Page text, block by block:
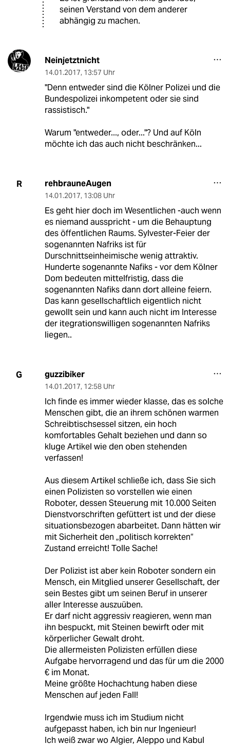
seinen Verstand von dem anderer
abhängig zu machen.
Neinjetztnicht
14.01.2017, 13:57 Uhr
"Denn entweder sind die Kölner Polizei und die
Bundespolizei inkompetent oder sie sind
rassistisch."
Warum "entweder..., oder..."? Und auf Köln
möchte ich das auch nicht beschränken...
R rehbrauneAugen
14.01.2017, 13:08 Uhr
Es geht hier doch im Wesentlichen -auch wenn
es niemand ausspricht - um die Behauptung
des öffentlichen Raums. Sylvester-Feier der
sogenannten Nafriks ist für
Durschnittseinheimische wenig attraktiv.
Hunderte sogenannte Nafiks - vor dem Kölner
Dom bedeuten mittelfristig, dass die
sogenannten Nafiks dann dort alleine feiern.
Das kann gesellschaftlich eigentlich nicht
gewollt sein und kann auch nicht im Interesse
der itegrationswilligen sogenannten Nafriks
liegen..
G guzzibiker
14.01.2017, 12:58 Uhr
Ich finde es immer wieder klasse, das es solche
Menschen gibt, die an ihrem schönen warmen
Schreibtischsessel sitzen, ein hoch
komfortables Gehalt beziehen und dann so
kluge Artikel wie den oben stehenden
verfassen!
Aus diesem Artikel schließe ich, dass Sie sich
einen Polizisten so vorstellen wie einen
Roboter, dessen Steuerung mit 10.000 Seiten
Dienstvorschriften gefüttert ist und der diese
situationsbezogen abarbeitet. Dann hätten wir
mit Sicherheit den „politisch korrekten“
Zustand erreicht! Tolle Sache!
Der Polizist ist aber kein Roboter sondern ein
Mensch, ein Mitglied unserer Gesellschaft, der
sein Bestes gibt um seinen Beruf in unserer
aller Interesse auszuüben.
Er darf nicht aggressiv reagieren, wenn man
ihn bespuckt, mit Steinen bewirft oder mit
körperlicher Gewalt droht.
Die allermeisten Polizisten erfüllen diese
Aufgabe hervorragend und das für um die 2000
€ im Monat.
Meine größte Hochachtung haben diese
Menschen auf jeden Fall!
Irgendwie muss ich im Studium nicht
aufgepasst haben, ich bin nur Ingenieur!
Ich weiß zwar wo Algier, Aleppo und Kabul